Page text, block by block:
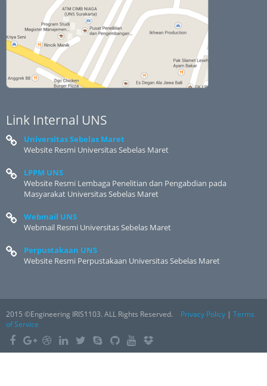
Link Internal UNS
Universitas Sebelas Maret
Website Resmi Universitas Sebelas Maret
LPPM UNS
Website Resmi Lembaga Penelitian dan Pengabdian pada
Masyarakat Universitas Sebelas Maret
Webmail UNS
Webmail Resmi Universitas Sebelas Maret
Perpustakaan UNS
Website Resmi Perpustakaan Universitas Sebelas Maret
2015 ©Engineering IRIS1103. ALL Rights Reserved. Privacy Policy | Terms
of Service